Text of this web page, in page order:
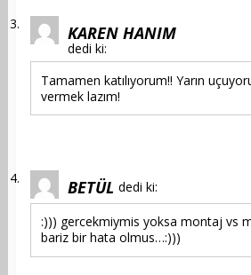
KAREN HANIM
dedi ki:
Tamamen katılıyorum!! Yarın
vermek lazım!
BETÜL dedi ki:
:))) gercekmiymis yoksa montaj vs
bariz bir hata olmus…:)))